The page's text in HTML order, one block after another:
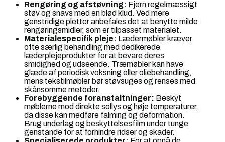
Rengøring og afstøvning: Fjern regelmæssigt
støv og snavs med en blød klud. Ved mere
genstridige pletter anbefales det at benytte milde
rengøringsmidler, som er tilpasset materialet.
Materialespecifik pleje: Lædermøbler kræver
ofte særlig behandling med dedikerede
læderplejeprodukter for at bevare deres
smidighed og udseende. Træmøbler kan have
glæde af periodisk voksning eller oliebehandling,
mens tekstilmøbler bør støvsuges og renses med
skånsomme metoder.
Forebyggende foranstaltninger: Beskyt
møblerne mod direkte sollys og høje temperaturer,
da disse kan medføre falming og deformation.
Brug underlag og beskyttelsesfilm under tunge
genstande for at forhindre ridser og skader.